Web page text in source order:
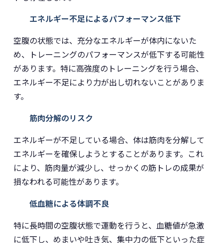
エネルギー不足によるパフォーマンス低下
空腹の状態では、充分なエネルギーが体内にないた
め、トレーニングのパフォーマンスが低下する可能性
があります。特に高強度のトレーニングを行う場合、
エネルギー不足により力が出し切れないことがありま
す。
筋肉分解のリスク
エネルギーが不足している場合、体は筋肉を分解して
エネルギーを確保しようとすることがあります。これ
により、筋肉量が減少し、せっかくの筋トレの成果が
損なわれる可能性があります。
低血糖による体調不良
特に長時間の空腹状態で運動を行うと、血糖値が急激
に低下し、めまいや吐き気、集中力の低下といった症